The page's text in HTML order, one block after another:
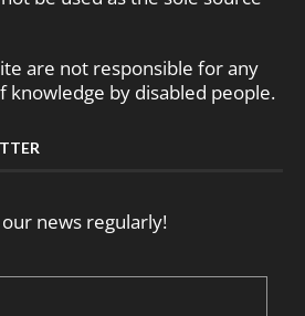
are not responsible for any
knowledge by disabled people.
news regularly!